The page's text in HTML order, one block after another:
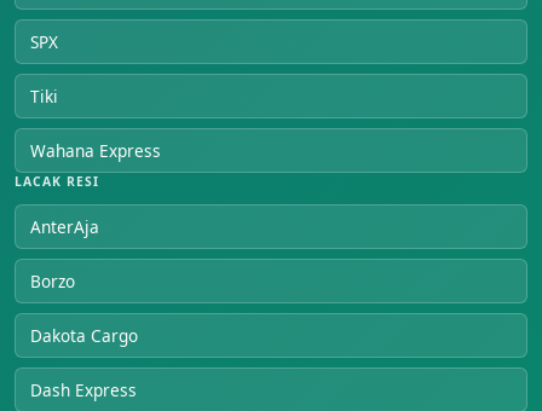
SPX
Tiki
Wahana Express
LACAK RESI
AnterAja
Borzo
Dakota Cargo
Dash Express